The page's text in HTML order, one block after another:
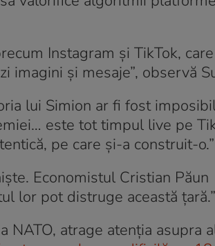
Instagram și TikTok,
imagini și mesaje”, observă
lui Simion ar fi fost
este tot timpul live pe
pe care și-a construit-o.”
Economistul Cristian Păun
lor pot distruge această țară.”
NATO, atrage atenția asupra